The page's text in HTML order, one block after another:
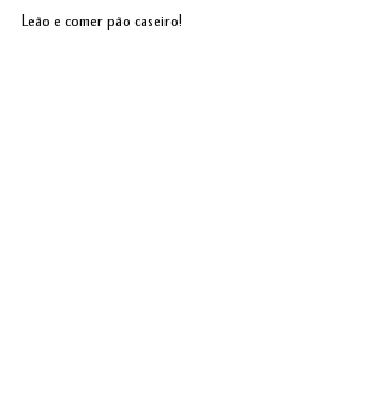
Leão e comer pão caseiro!